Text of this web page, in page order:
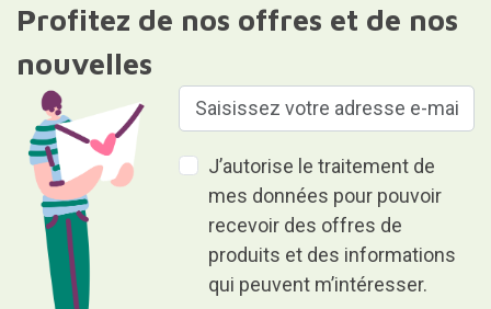
Profitez de nos offres et de nos
nouvelles
J’autorise le traitement de
mes données pour pouvoir
recevoir des offres de
produits et des informations
qui peuvent m’intéresser.